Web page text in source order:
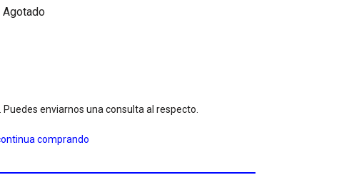
enviarnos una consulta al respecto.
comprando